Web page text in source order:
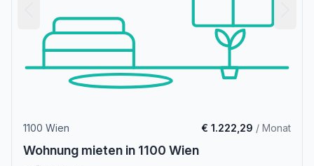
1100 Wien € 1.222,29 / Monat
Wohnung mieten in 1100 Wien